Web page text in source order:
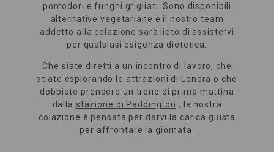
pomodori e funghi grigliati. Sono disponibili
alternative vegetariane e il nostro team
addetto alla colazione sarà lieto di assistervi
per qualsiasi esigenza dietetica.
Che siate diretti a un incontro di lavoro, che
stiate esplorando le attrazioni di Londra o che
dobbiate prendere un treno di prima mattina
dalla stazione di Paddington , la nostra
colazione è pensata per darvi la carica giusta
per affrontare la giornata.